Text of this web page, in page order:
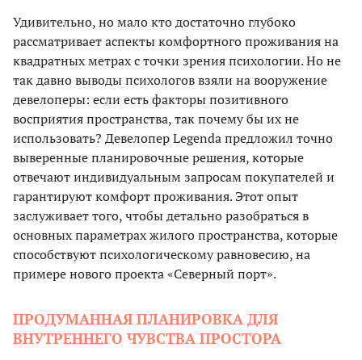
Удивительно, но мало кто достаточно глубоко
рассматривает аспекты комфортного проживания на
квадратных метрах с точки зрения психологии. Но не
так давно выводы психологов взяли на вооружение
девелоперы: если есть факторы позитивного
восприятия пространства, так почему бы их не
использовать? Девелопер Legenda предложил точно
выверенные планировочные решения, которые
отвечают индивидуальным запросам покупателей и
гарантируют комфорт проживания. Этот опыт
заслуживает того, чтобы детально разобраться в
основных параметрах жилого пространства, которые
способствуют психологическому равновесию, на
примере нового проекта «Северный порт».
ПРОДУМАННАЯ ПЛАНИРОВКА ДЛЯ
ВНУТРЕННЕГО ЧУВСТВА ПРОСТОРА